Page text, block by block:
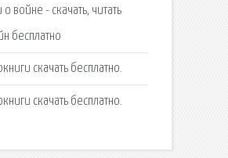
о войне - скачать, читать
бесплатно
скачать бесплатно.
скачать бесплатно.